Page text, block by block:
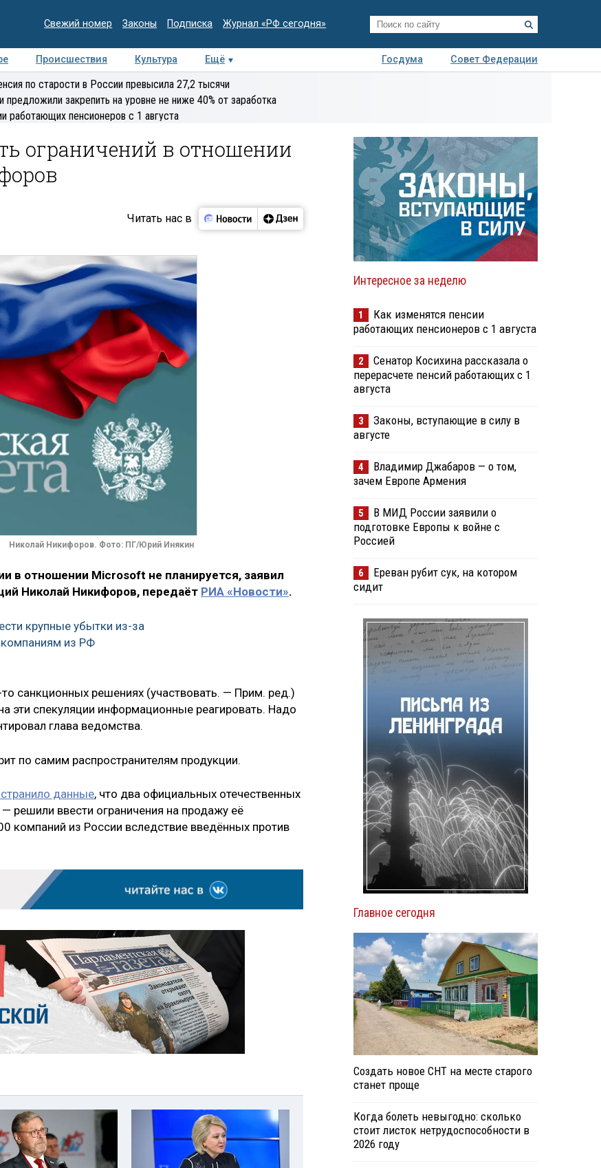
Свежий номер Законы Подписка Журнал «РФ сегодня»
Происшествия Культура Ещё Госдума
Совет Федерации
Медиацентр Интервью Колумнисты
экспертиза
по старости в России превысила 27,2 тысячи
предложили закрепить на уровне не ниже 40% от заработка
работающих пенсионеров с 1 августа
ограничений в отношении
Читать нас в
Николай Никифоров. Фото: ПГ/Юрий Инякин
в отношении Microsoft не планируется, заявил
Николай Никифоров, передаёт РИА «Новости».
крупные убытки из-за
из РФ
санкционных решениях (участвовать. — Прим. ред.)
эти спекуляции информационные реагировать. Надо
глава ведомства.
по самим распространителям продукции.
данные, что два официальных отечественных
решили ввести ограничения на продажу её
компаний из России вследствие введённых против
Интересное за неделю
1
Как изменятся пенсии
работающих пенсионеров с 1 августа
2
Сенатор Косихина рассказала о
перерасчете пенсий работающих с 1
августа
3
Законы, вступающие в силу в
августе
4
Владимир Джабаров — о том,
зачем Европе Армения
5
В МИД России заявили о
подготовке Европы к войне с
Россией
6
Ереван рубит сук, на котором
сидит
Главное сегодня
Создать новое СНТ на месте старого
станет проще
Когда болеть невыгодно: сколько
стоит листок нетрудоспособности в
2026 году